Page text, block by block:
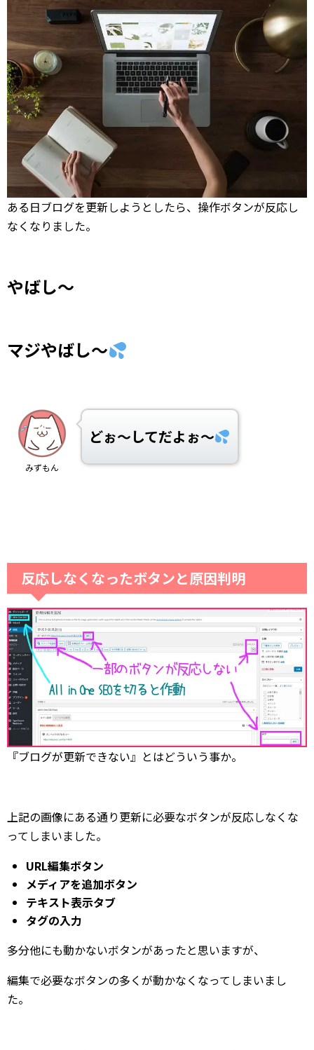
ある日ブログを更新しようとしたら、操作ボタンが反応し
なくなりました。
やばし～
マジやばし～
みずもん
どぉ～してだよぉ～
反応しなくなったボタンと原因判明
『ブログが更新できない』とはどういう事か。
上記の画像にある通り更新に必要なボタンが反応しなくな
ってしまいました。
URL編集ボタン
メディアを追加ボタン
テキスト表示タブ
タグの入力
多分他にも動かないボタンがあったと思いますが、
編集で必要なボタンの多くが動かなくなってしまいまし
た。